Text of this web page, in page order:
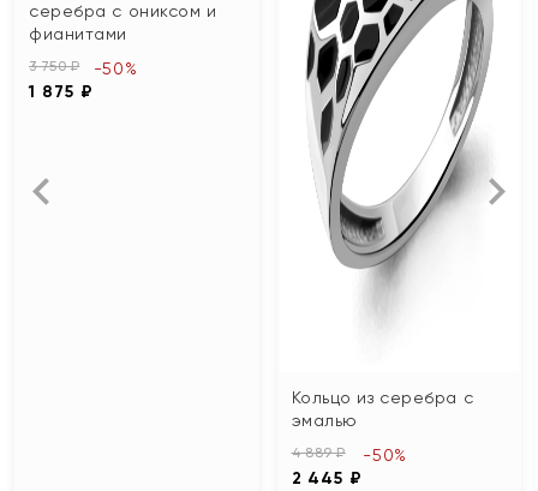
серебра с ониксом и
фианитами
3 750 ₽
1 875 ₽
-50%
Кольцо из серебра с
эмалью
4 889 ₽
2 445 ₽
-50%